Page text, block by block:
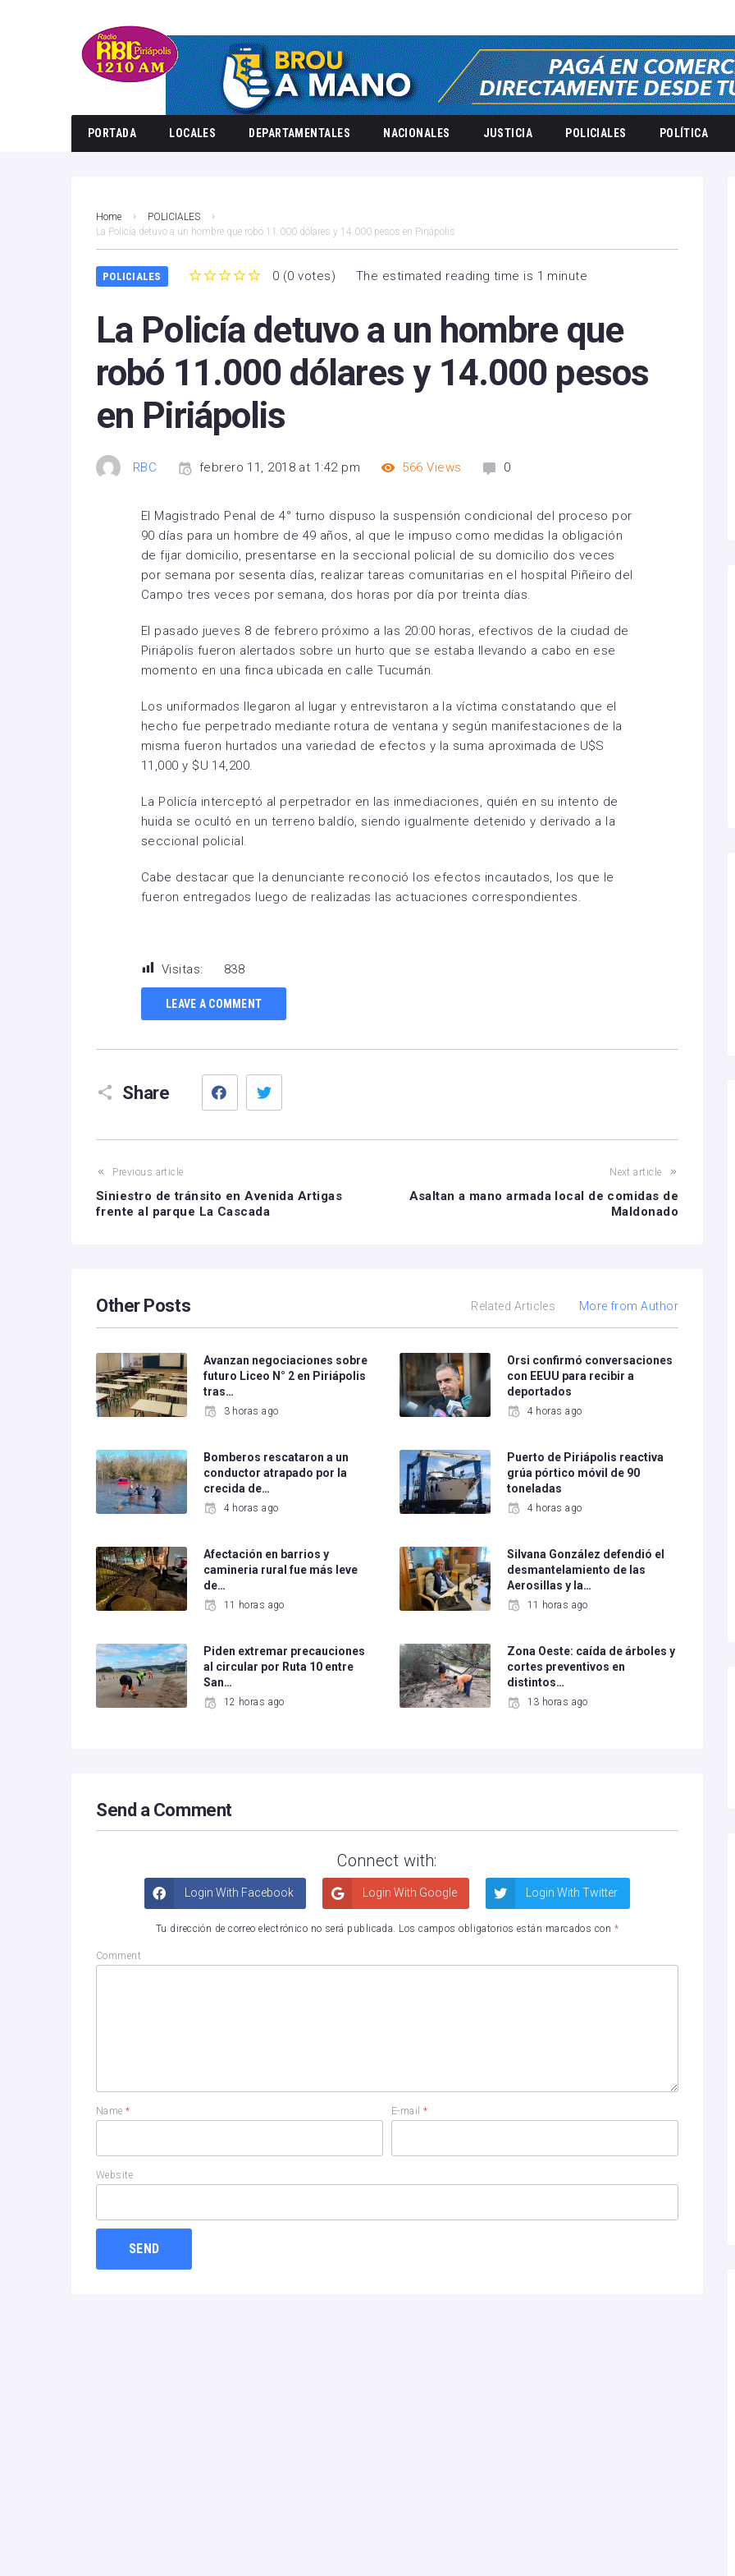
PORTADA LOCALES DEPARTAMENTALES NACIONALES JUSTICIA POLICIALES POLÍTICA
Home
POLICIALES
La Policía detuvo a un hombre que robó 11.000 dólares y 14.000 pesos en Piriápolis
POLICIALES 0 (0 votes) The estimated reading time is 1 minute
La Policía detuvo a un hombre que
robó 11.000 dólares y 14.000 pesos
en Piriápolis
RBC febrero 11, 2018 at 1:42 pm 566 Views 0
El Magistrado Penal de 4° turno dispuso la suspensión condicional del proceso por
90 días para un hombre de 49 años, al que le impuso como medidas la obligación
de fijar domicilio, presentarse en la seccional policial de su domicilio dos veces
por semana por sesenta días, realizar tareas comunitarias en el hospital Piñeiro del
Campo tres veces por semana, dos horas por día por treinta días.
El pasado jueves 8 de febrero próximo a las 20:00 horas, efectivos de la ciudad de
Piriápolis fueron alertados sobre un hurto que se estaba llevando a cabo en ese
momento en una finca ubicada en calle Tucumán.
Los uniformados llegaron al lugar y entrevistaron a la víctima constatando que el
hecho fue perpetrado mediante rotura de ventana y según manifestaciones de la
misma fueron hurtados una variedad de efectos y la suma aproximada de U$S
11,000 y $U 14,200.
La Policía interceptó al perpetrador en las inmediaciones, quién en su intento de
huida se ocultó en un terreno baldío, siendo igualmente detenido y derivado a la
seccional policial.
Cabe destacar que la denunciante reconoció los efectos incautados, los que le
fueron entregados luego de realizadas las actuaciones correspondientes.
Visitas: 838
LEAVE A COMMENT
Share
Facebook
Previous article
Siniestro de tránsito en Avenida Artigas
frente al parque La Cascada
Next article
Asaltan a mano armada local de comidas de
Maldonado
Other Posts Related Articles More from Author
Avanzan negociaciones sobre
futuro Liceo N° 2 en Piriápolis
tras…
3 horas ago
Orsi confirmó conversaciones
con EEUU para recibir a
deportados
4 horas ago
Bomberos rescataron a un
conductor atrapado por la
crecida de…
4 horas ago
Puerto de Piriápolis reactiva
grúa pórtico móvil de 90
toneladas
4 horas ago
Afectación en barrios y
camineria rural fue más leve
de…
11 horas ago
Silvana González defendió el
desmantelamiento de las
Aerosillas y la…
11 horas ago
Piden extremar precauciones
al circular por Ruta 10 entre
San…
12 horas ago
Zona Oeste: caída de árboles y
cortes preventivos en
distintos…
13 horas ago
Send a Comment
Connect with:
Login With Facebook Login With Google Login With Twitter
Tu dirección de correo electrónico no será publicada. Los campos obligatorios están marcados con *
Comment
Name* E-mail*
Website